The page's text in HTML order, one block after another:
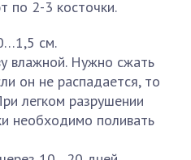
по 2-3 косточки.
см.
влажной. Нужно сжать
он не распадается, то
легком разрушении
необходимо поливать